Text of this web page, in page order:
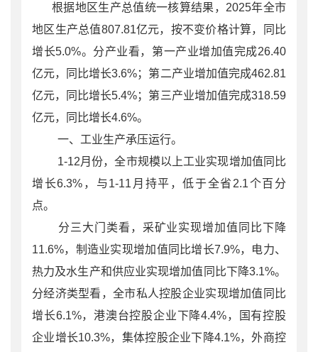
根据地区生产总值统一核算结果，2025年全市
地区生产总值807.81亿元，按不变价格计算，同比
增长5.0%。分产业看，第一产业增加值完成26.40
亿元，同比增长3.6%；第二产业增加值完成462.81
亿元，同比增长5.4%；第三产业增加值完成318.59
亿元，同比增长4.6%。
一、工业生产承压运行。
1-12月份，全市规模以上工业实现增加值同比
增长6.3%，与1-11月持平，低于全省2.1个百分
点。
分三大门类看，采矿业实现增加值同比下降
11.6%，制造业实现增加值同比增长7.9%，电力、
热力及水生产和供应业实现增加值同比下降3.1%。
分经济类型看，全市私人控股企业实现增加值同比
增长6.1%，港澳台控股企业下降4.4%，国有控股
企业增长10.3%，集体控股企业下降4.1%，外商控